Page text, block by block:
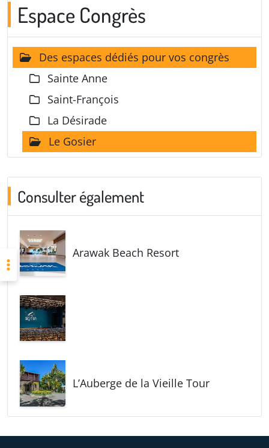
Espace Congrès
Des espaces dédiés pour vos congrès
Sainte Anne
Saint-François
La Désirade
Le Gosier
Consulter également
Arawak Beach Resort
L’Auberge de la Vieille Tour